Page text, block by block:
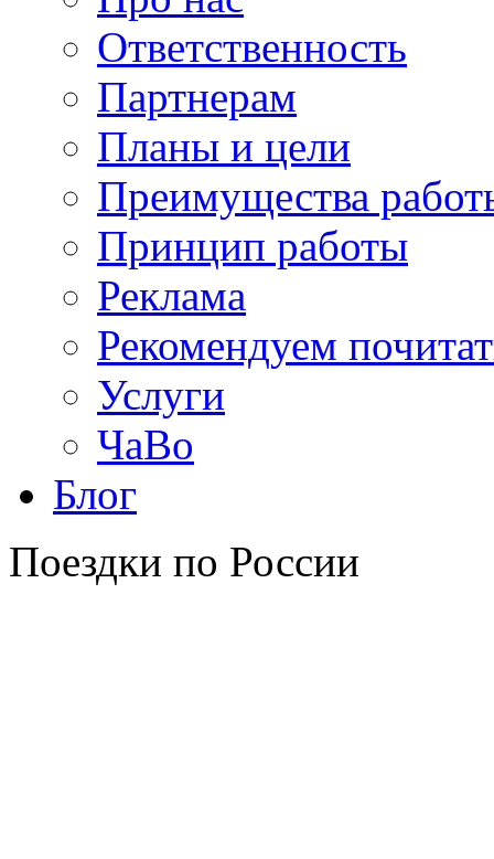
Ответственность
Партнерам
Планы и цели
Преимущества
Принцип работы
Реклама
Рекомендуем
Услуги
ЧаВо
Блог
Поездки по России